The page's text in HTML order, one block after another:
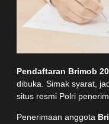
Pendaftaran Brimob
dibuka. Simak syarat,
situs resmi Polri
Penerimaan anggota